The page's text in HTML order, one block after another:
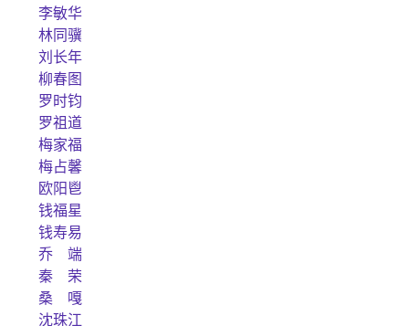
李敏华
林同骥
刘长年
柳春图
罗时钧
罗祖道
梅家福
梅占馨
欧阳鬯
钱福星
钱寿易
乔 端
秦 荣
桑 嘎
沈珠江